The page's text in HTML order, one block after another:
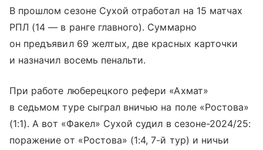
В прошлом сезоне Сухой отработал на 15 матчах
РПЛ (14 — в ранге главного). Суммарно
он предъявил 69 желтых, две красных карточки
и назначил восемь пенальти.
При работе люберецкого рефери «Ахмат»
в седьмом туре сыграл вничью на поле «Ростова»
(1:1). А вот «Факел» Сухой судил в сезоне-2024/25:
поражение от «Ростова» (1:4, 7-й тур) и ничьи